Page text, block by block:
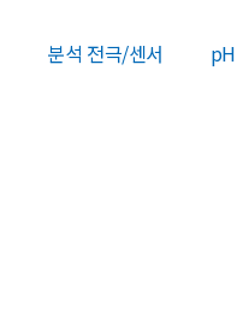
분석 전극/센서